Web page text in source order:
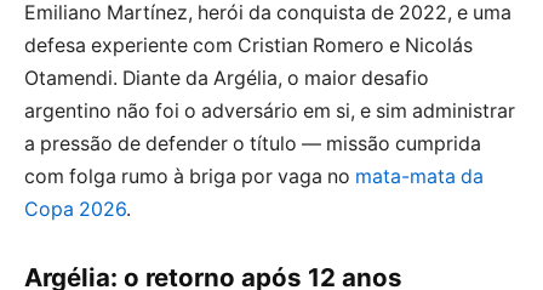
Emiliano Martínez, herói da conquista de 2022, e uma
defesa experiente com Cristian Romero e Nicolás
Otamendi. Diante da Argélia, o maior desafio
argentino não foi o adversário em si, e sim administrar
a pressão de defender o título — missão cumprida
com folga rumo à briga por vaga no mata-mata da
Copa 2026.
Argélia: o retorno após 12 anos